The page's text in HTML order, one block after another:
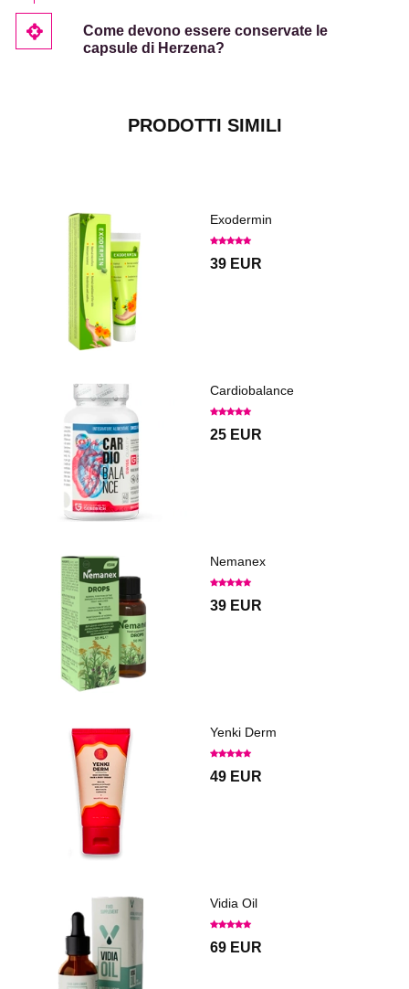
Come devono essere conservate le
capsule di Herzena?
PRODOTTI SIMILI
Exodermin
39 EUR
Cardiobalance
25 EUR
Nemanex
39 EUR
Yenki Derm
49 EUR
Vidia Oil
69 EUR